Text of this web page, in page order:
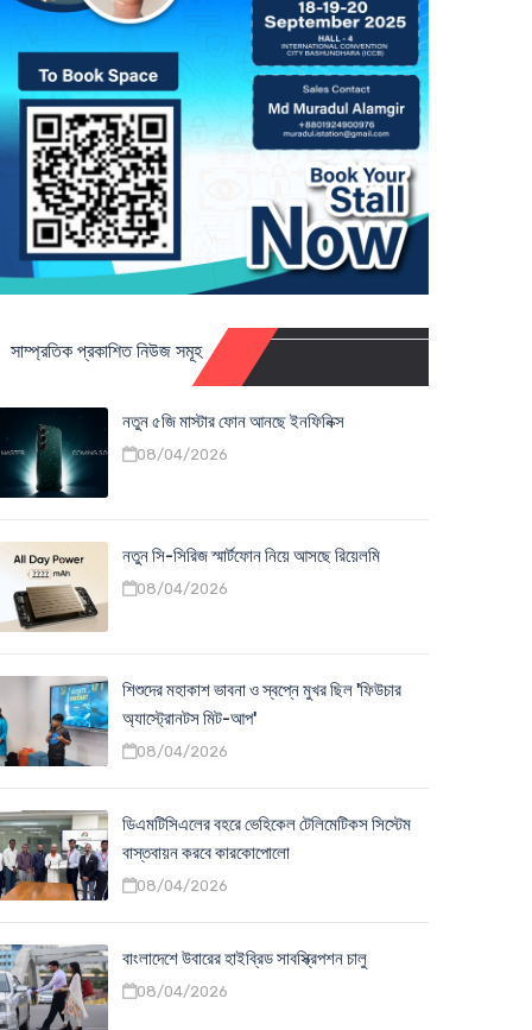
সাম্প্রতিক প্রকাশিত নিউজ সমূহ
নতুন ৫জি মাস্টার ফোন আনছে ইনফিনিক্স
08/04/2026
নতুন সি-সিরিজ স্মার্টফোন নিয়ে আসছে রিয়েলমি
08/04/2026
শিশুদের মহাকাশ ভাবনা ও স্বপ্নে মুখর ছিল 'ফিউচার
অ্যাস্ট্রোনটস মিট-আপ'
08/04/2026
ডিএমটিসিএলের বহরে ভেহিকেল টেলিমেটিকস সিস্টেম
বাস্তবায়ন করবে কারকোপোলো
08/04/2026
বাংলাদেশে উবারের হাইব্রিড সাবস্ক্রিপশন চালু
08/04/2026